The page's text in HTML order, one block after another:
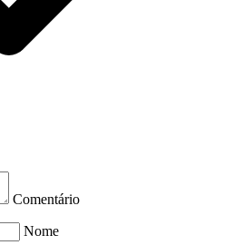
Comentário
Nome